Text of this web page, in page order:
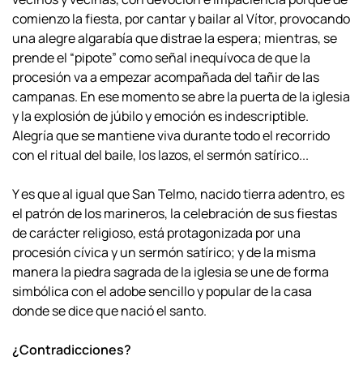
comienzo la fiesta, porcantar y bailar al Vítor, provocando
una alegre algarabía que distrae la espera; mientras, se
prende el “pipote” como señal inequívoca de que la
procesión va aempezar acompañada del tañir de las
campanas. En ese momento se abre la puerta dela iglesia
y la explosión de júbilo y emoción es indescriptible.
Alegría que semantiene viva durante todo el recorrido
con el ritual del baile, los lazos, el sermón satírico...
Y es que al igual que San Telmo, nacido tierra adentro, es
el patrón de losmarineros, la celebración de sus fiestas
de carácter religioso, está protagonizada poruna
procesión cívica y un sermón satírico; y de la misma
manera la piedra sagrada dela iglesia se une de forma
simbólica con el adobe sencillo y popular de la casa
dondese dice que nació el santo.
¿Contradicciones?